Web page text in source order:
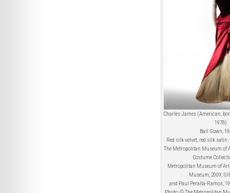
Charles James (American,
1978)
Ball Gown,
Red silk velvet, red silk
The Metropolitan Museum of
Costume
Metropolitan Museum of
Museum, 2009;
and Paul Peralta-Ramos,